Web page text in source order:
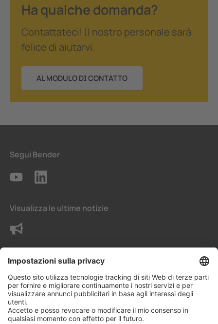
Ha qualche domanda?
Contattateci! Il nostro personale sarà
felice di aiutarvi.
AL MODULO DI CONTATTO
Segui Bender
Visualizza le ultime notizie
Contattaci
Termini e condizioni generali